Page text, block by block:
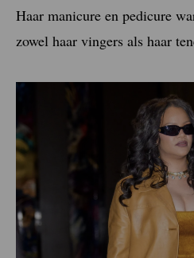
Haar manicure en pedicure
zowel haar vingers als haar